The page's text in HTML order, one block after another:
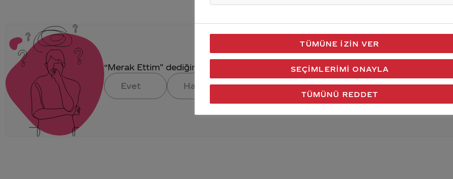
“Merak Ettim” dediğin konuya verdiğimiz cevap aklındaki soru işaretlerini giderdi
Evet
Hayır Gönder
TÜMÜNE İZIN VER
TÜMÜNÜ REDDET
SEÇIMLERIMI ONAYLA